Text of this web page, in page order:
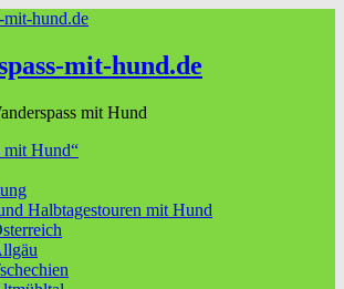
mit-hund.de
mit Hund
mit Hund“
Halbtagestouren mit Hund